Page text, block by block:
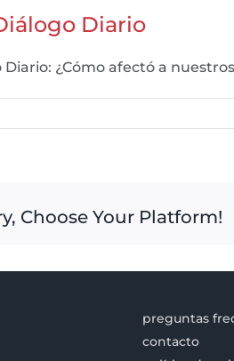
Diario
¿Cómo afectó a
Choose Your Platform!
preguntas
contacto